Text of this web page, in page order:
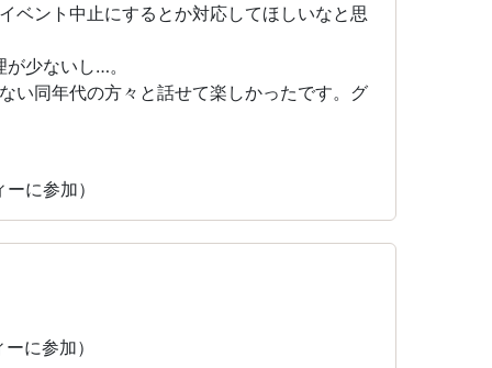
ベント中止にするとか対応してほしいなと思
少ないし…。
い同年代の方々と話せて楽しかったです。グ
に参加）
に参加）